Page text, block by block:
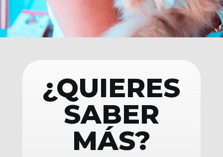
¿QUIERES
SABER
MÁS?